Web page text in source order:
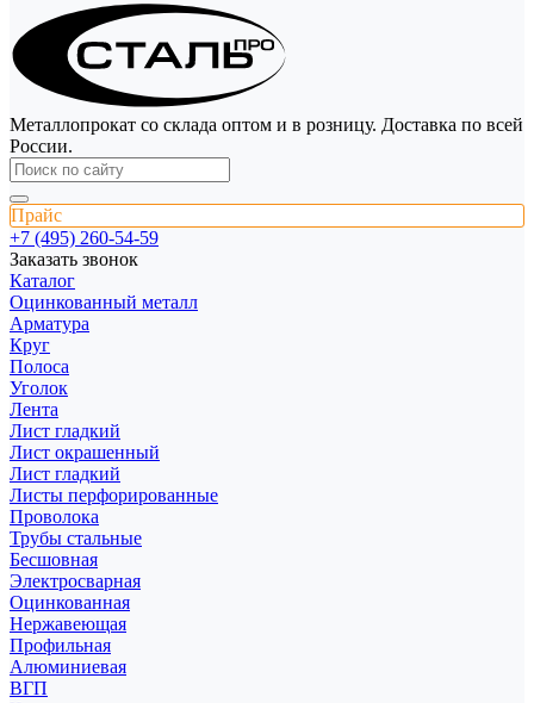
Металлопрокат со склада оптом и в розницу. Доставка по всей
России.
Прайс
+7 (495) 260-54-59
Заказать звонок
Каталог
Оцинкованный металл
Арматура
Круг
Полоса
Уголок
Лента
Лист гладкий
Лист окрашенный
Лист гладкий
Листы перфорированные
Проволока
Трубы стальные
Бесшовная
Электросварная
Оцинкованная
Нержавеющая
Профильная
Алюминиевая
ВГП